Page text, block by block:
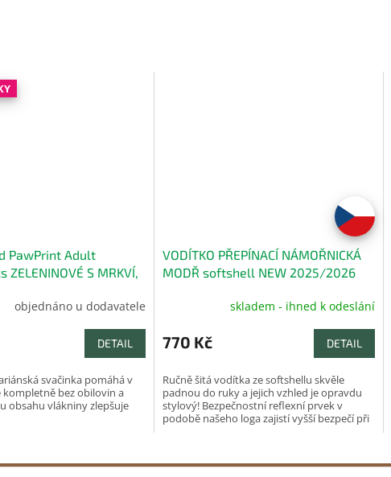
PawPrint Adult
S MRKVÍ,
objednáno u dodavatele
DETAIL
svačinka pomáhá v
kompletně bez obilovin a
obsahu vlákniny zlepšuje
VODÍTKO PŘEPÍNACÍ NÁMOŘNICKÁ
MODŘ softshell NEW 2025/2026
skladem - ihned k odeslání
770 Kč DETAIL
Ručně šitá vodítka ze softshellu skvěle
padnou do ruky a jejich vzhled je opravdu
stylový! Bezpečnostní reflexní prvek v
podobě našeho loga zajistí vyšší bezpečí při